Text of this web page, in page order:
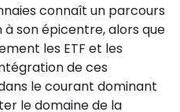
connaît un parcours
son épicentre, alors que
les ETF et les
de ces
le courant dominant
le domaine de la